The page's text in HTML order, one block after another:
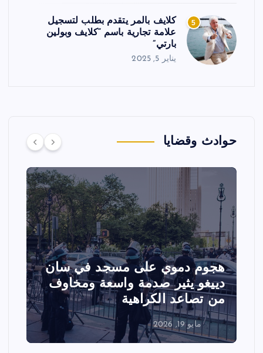
5
كلايف بالمر يتقدم بطلب لتسجيل
علامة تجارية باسم “كلايف وبولين
بارتي”
يناير 5, 2025
حوادث وقضايا
هجوم دموي على مسجد في سان
دييغو يثير صدمة واسعة ومخاوف
من تصاعد الكراهية
مايو 19, 2026